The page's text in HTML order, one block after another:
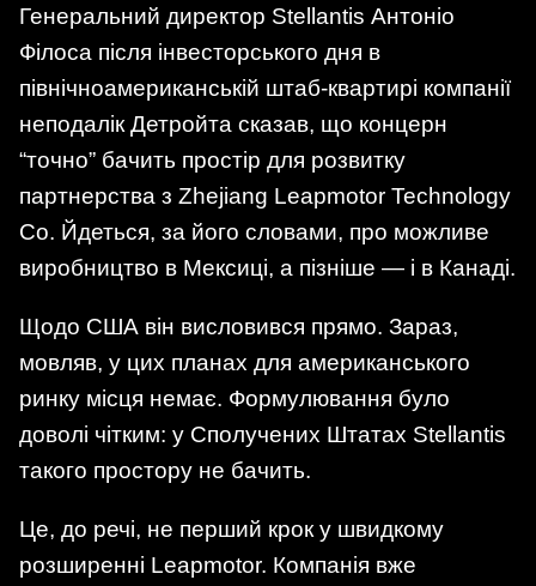
Генеральний директор Stellantis Антоніо
Філоса після інвесторського дня в
північноамериканській штаб-квартирі компанії
неподалік Детройта сказав, що концерн
“точно” бачить простір для розвитку
партнерства з Zhejiang Leapmotor Technology
Co. Йдеться, за його словами, про можливе
виробництво в Мексиці, а пізніше — і в Канаді.
Щодо США він висловився прямо. Зараз,
мовляв, у цих планах для американського
ринку місця немає. Формулювання було
доволі чітким: у Сполучених Штатах Stellantis
такого простору не бачить.
Це, до речі, не перший крок у швидкому
розширенні Leapmotor. Компанія вже